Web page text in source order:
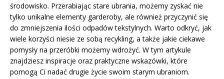
środowisko. Przerabiając stare ubrania, możemy zyskać nie
tylko unikalne elementy garderoby, ale również przyczynić się
do zmniejszenia ilości odpadów tekstylnych. Warto odkryć, jak
wiele korzyści niesie ze sobą recykling, a także jakie ciekawe
pomysły na przeróbki możemy wdrożyć. W tym artykule
znajdziesz inspiracje oraz praktyczne wskazówki, które
pomogą Ci nadać drugie życie swoim starym ubraniom.